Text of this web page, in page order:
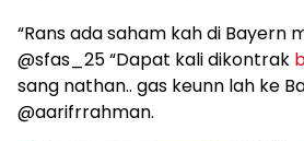
“Rans ada saham kah di Bayern
@sfas_25 “Dapat kali dikontrak
sang nathan.. gas keunn lah ke
@aarifrrahman.